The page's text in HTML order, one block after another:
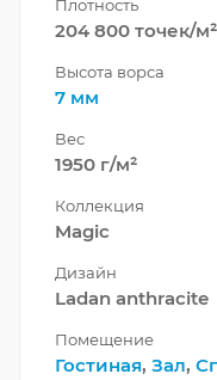
Плотность
204 800 точек/м²
Высота ворса
7 мм
Вес
1950 г/м²
Коллекция
Magic
Дизайн
Ladan anthracite
Помещение
Гостиная, Зал,